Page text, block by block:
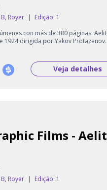
B, Royer |
Edição: 1
con más de 300 páginas.
1924 dirigida por Yakov
Veja detalhes
Films -
B, Royer |
Edição: 1